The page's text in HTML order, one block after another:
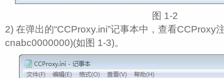
图 1‑2
2) 在弹出的“CCProxy.ini”记事本中，查看CCProxy
cnabc0000000)(如图 1‑3)。